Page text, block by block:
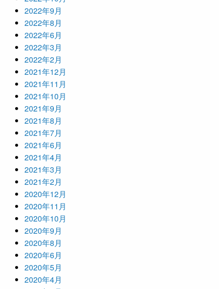
2022年9月
2022年8月
2022年6月
2022年3月
2022年2月
2021年12月
2021年11月
2021年10月
2021年9月
2021年8月
2021年7月
2021年6月
2021年4月
2021年3月
2021年2月
2020年12月
2020年11月
2020年10月
2020年9月
2020年8月
2020年6月
2020年5月
2020年4月